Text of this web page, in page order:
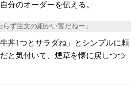
分のオーダーを伝える。
らず注文の細かい客だねー」
丼1つとサラダね」とシンプルに頼
と気付いて、煙草を懐に戻しつつ